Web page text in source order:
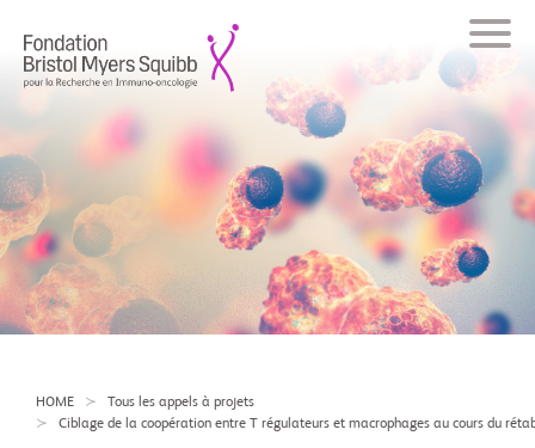
HOME
Tous les appels à projets
Ciblage de la coopération entre T régulateurs et macrophages au cours du